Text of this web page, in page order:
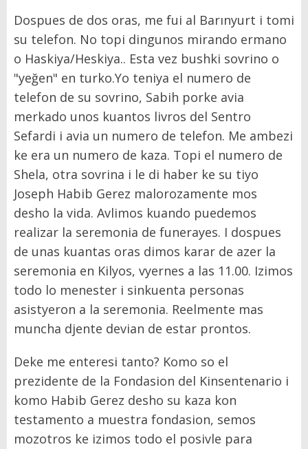
Dospues de dos oras, me fui al Barınyurt i tomi
su telefon. No topi dingunos mirando ermano
o Haskiya/Heskiya.. Esta vez bushki sovrino o
"yeğen" en turko.Yo teniya el numero de
telefon de su sovrino, Sabih porke avia
merkado unos kuantos livros del Sentro
Sefardi i avia un numero de telefon. Me ambezi
ke era un numero de kaza. Topi el numero de
Shela, otra sovrina i le di haber ke su tiyo
Joseph Habib Gerez malorozamente mos
desho la vida. Avlimos kuando puedemos
realizar la seremonia de funerayes. I dospues
de unas kuantas oras dimos karar de azer la
seremonia en Kilyos, vyernes a las 11.00. Izimos
todo lo menester i sinkuenta personas
asistyeron a la seremonia. Reelmente mas
muncha djente devian de estar prontos.
Deke me enteresi tanto? Komo so el
prezidente de la Fondasion del Kinsentenario i
komo Habib Gerez desho su kaza kon
testamento a muestra fondasion, semos
mozotros ke izimos todo el posivle para